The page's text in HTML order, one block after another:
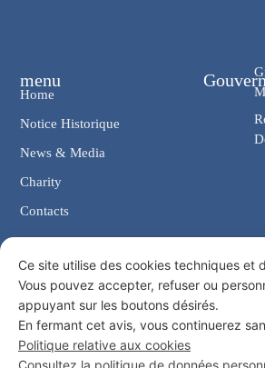
menu
Home
Notice Historique
News & Media
Charity
Contacts
Contacts
Chancellerie: Via Giosuè Carducci, 4 00187
eMail: cancelleria@ordine-costantiniano.it
Tél. +39 06 47.41.190 +39 06 48.19.401
Social
Ce site utilise des cookies techniques et
Vous pouvez accepter, refuser ou
appuyant sur les boutons désirés.
En fermant cet avis, vous continuerez
Politique relative aux cookies
Consultez la politique de données